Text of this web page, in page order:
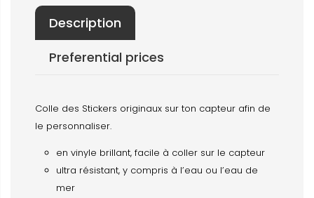
Description
Preferential prices
Colle des Stickers originaux sur ton capteur afin de
le personnaliser.
en vinyle brillant, facile à coller sur le capteur
ultra résistant, y compris à l’eau ou l’eau de
mer